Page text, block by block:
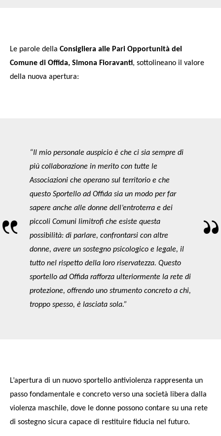
Le parole della Consigliera alle Pari Opportunità del
Comune di Offida, Simona Fioravanti, sottolineano il valore
della nuova apertura:
“Il mio personale auspicio è che ci sia sempre di
più collaborazione in merito con tutte le
Associazioni che operano sul territorio e che
questo Sportello ad Offida sia un modo per far
sapere anche alle donne dell’entroterra e dei
piccoli Comuni limitrofi che esiste questa
possibilità: di parlare, confrontarsi con altre
donne, avere un sostegno psicologico e legale, il
tutto nel rispetto della loro riservatezza. Questo
sportello ad Offida rafforza ulteriormente la rete di
protezione, offrendo uno strumento concreto a chi,
troppo spesso, è lasciata sola.”
L’apertura di un nuovo sportello antiviolenza rappresenta un
passo fondamentale e concreto verso una società
libera dalla
violenza maschile, dove le donne possono contare su una rete
di sostegno sicura capace di restituire fiducia nel futuro.